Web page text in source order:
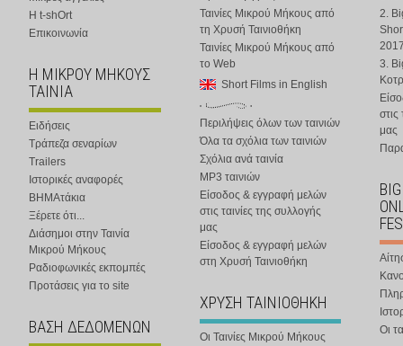
Η t-shOrt
Επικοινωνία
Η ΜΙΚΡΟΥ ΜΗΚΟΥΣ
ΤΑΙΝΙΑ
Ειδήσεις
Τράπεζα σεναρίων
Trailers
Ιστορικές αναφορές
ΒΗΜΑτάκια
Ξέρετε ότι...
Διάσημοι στην Ταινία
Μικρού Μήκους
Ραδιοφωνικές εκπομπές
Προτάσεις για το site
ΒΑΣΗ ΔΕΔΟΜΕΝΩΝ
Ταινίες Μικρού Μήκους από
τη Χρυσή Ταινιοθήκη
Ταινίες Μικρού Μήκους από
το Web
Short Films in English
Περιλήψεις όλων των ταινιών
Όλα τα σχόλια των ταινιών
Σχόλια ανά ταινία
MP3 ταινιών
Είσοδος & εγγραφή μελών
στις ταινίες της συλλογής
μας
Είσοδος & εγγραφή μελών
στη Χρυσή Ταινιοθήκη
ΧΡΥΣΗ ΤΑΙΝΙΟΘΗΚΗ
Οι Ταινίες Μικρού Μήκους
2.
3.
στις
μας
Οι